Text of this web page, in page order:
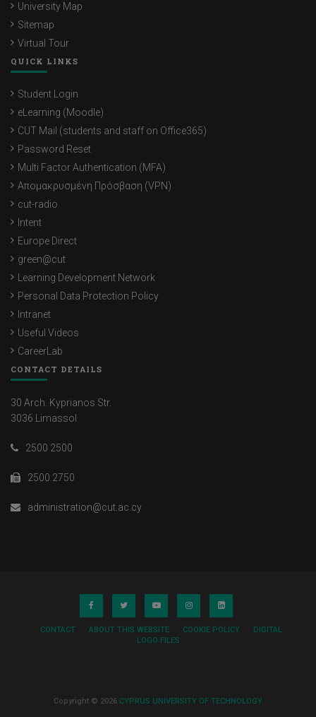
University Map
Sitemap
Virtual Tour
QUICK LINKS
Student Login
eLearning (Moodle)
CUT Mail (students and staff on Office365)
Password Reset
Multi Factor Authentication (MFA)
Απομακρυσμένη Πρόσβαση (VPN)
cut-radio
Intent
Europe Direct
green@cut
Learning Development Network
Personal Data Protection Policy
Intranet
Useful Videos
CareerLab
CONTACT DETAILS
30 Arch. Kyprianos Str.
3036 Limassol
2500 2500
2500 2750
administration@cut.ac.cy
CONTACT ABOUT THIS WEBSITE COOKIE POLICY
DIGITAL
LOGO FILES
Copyright © 2026 CYPRUS UNIVERSITY OF TECHNOLOGY